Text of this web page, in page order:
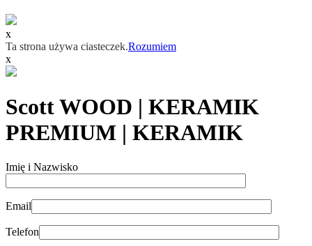
x
Ta strona używa ciasteczek.Rozumiem
x
Scott WOOD | KERAMIK
PREMIUM | KERAMIK
Imię i Nazwisko
Email
Telefon